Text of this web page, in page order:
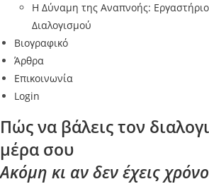
Η Δύναμη της Αναπνοής:
Διαλογισμού
Βιογραφικό
Άρθρα
Επικοινωνία
Login
Πώς να βάλεις τον
μέρα σου
Ακόμη κι αν δεν έχεις